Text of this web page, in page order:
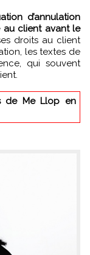
d’annulation
au client avant le
droits au client
les textes de
qui souvent
de Me Llop en